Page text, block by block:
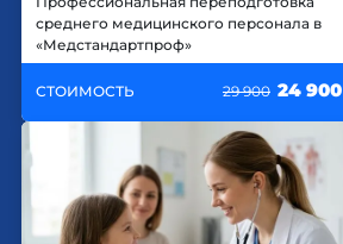
среднего медицинского персонала в
«Медстандартпроф»
СТОИМОСТЬ 29 900 24 900